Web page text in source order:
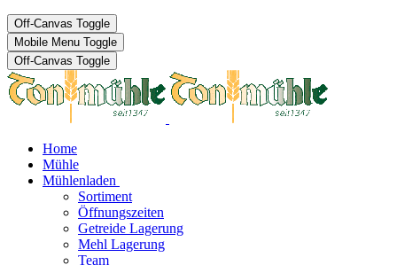
Off-Canvas Toggle
Mobile Menu Toggle
Off-Canvas Toggle
Home
Mühle
Mühlenladen
Sortiment
Öffnungszeiten
Getreide Lagerung
Mehl Lagerung
Team